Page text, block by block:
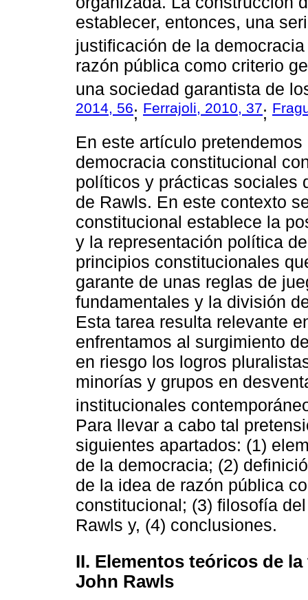
establecer, entonces, una
justificación de la
razón pública como criterio
una sociedad garantista de
2014, 56; Ferrajoli, 2010, 37;
En este artículo
democracia constitucional
políticos y prácticas sociales
de Rawls. En este contexto
constitucional establece la
y la representación política
principios constitucionales
garante de unas reglas de
fundamentales y la división
Esta tarea resulta relevante
enfrentamos al surgimiento
en riesgo los logros
minorías y grupos en
institucionales
Para llevar a cabo tal
siguientes apartados: (1)
de la democracia; (2)
de la idea de razón pública
constitucional; (3) filosofía
Rawls y, (4) conclusiones.
II. Elementos teóricos de
John Rawls